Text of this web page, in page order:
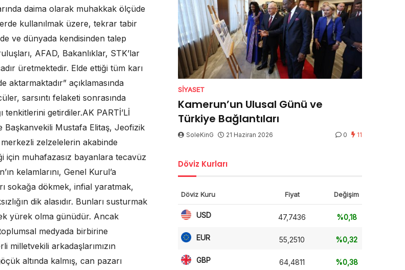
daima olarak muhakkak ölçüde
kullanılmak üzere, tekrar tabir
ve dünyada kendisinden talep
AFAD, Bakanlıklar, STK’lar
üretmektedir. Elde ettiği tüm karı
aktarmaktadır” açıklamasında
sarsıntı felaketi sonrasında
getirdiler.AK PARTİ’Lİ
Başkanvekili Mustafa Elitaş, Jeofizik
zelzelelerin akabinde
için muhafazasız bayanlara tecavüz
kelamlarını, Genel Kurul’a
sokağa dökmek, infial yaratmak,
dik alasıdır. Bunları susturmak
yürek olma günüdür. Ancak
medyada birbirine
milletvekili arkadaşlarımızın
altında kalmış, can pazarı
SIYASET
Kamerun’un Ulusal Günü ve
Türkiye Bağlantıları
SoleKinG 21 Haziran 2026 0 11
Döviz Kurları
Döviz Kuru Fiyat Değişim
USD 47,7436 %0,18
EUR 55,2510 %0,32
GBP 64,4811 %0,38